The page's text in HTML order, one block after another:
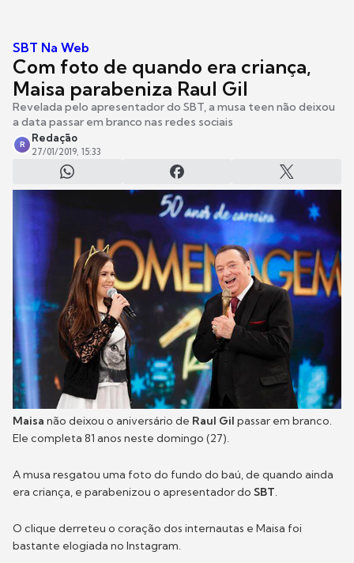
SBT Na Web
Com foto de quando era criança,
Maisa parabeniza Raul Gil
Revelada pelo apresentador do SBT, a musa teen não deixou
a data passar em branco nas redes sociais
R
Redação
27/01/2019, 15:33
Maisa não deixou o aniversário de Raul Gil passar em branco.
Ele completa 81 anos neste domingo (27).
A musa resgatou uma foto do fundo do baú, de quando ainda
era criança, e parabenizou o apresentador do SBT.
O clique derreteu o coração dos internautas e Maisa foi
bastante elogiada no Instagram.